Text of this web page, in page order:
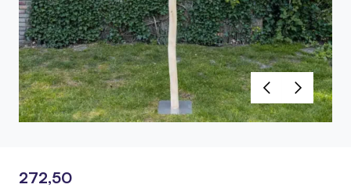
272,50